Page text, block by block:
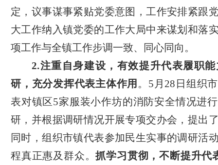
定， 议事谋事紧贴党委意图，工作安排紧跟
大工作纳入镇党委的工作大局中来谋划和落
项工作与全镇工作步调一致、同心同向。
2.注重自身建设，有效提升代表履职
研，充分发挥代表主体作用 。 5月28日组织
表对镇区5家服装小作坊的消防安全情况进
研，并根据调研情况开展专项交办会，提出
同时，组织市镇代表参加民生实事的调研活
程真正惠及 群众。抓学习贯彻，不断提升代